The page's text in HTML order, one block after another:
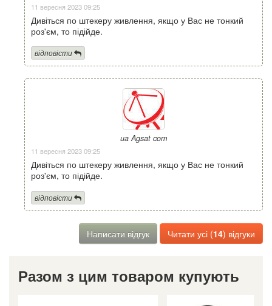
11 вересня 2023 09:25
Дивіться по штекеру живлення, якщо у Вас не тонкий
роз'єм, то підійде.
відповісти
ua Agsat com
11 вересня 2023 09:25
Дивіться по штекеру живлення, якщо у Вас не тонкий
роз'єм, то підійде.
відповісти
Написати відгук Читати усі (14) відгуки
Разом з цим товаром купують